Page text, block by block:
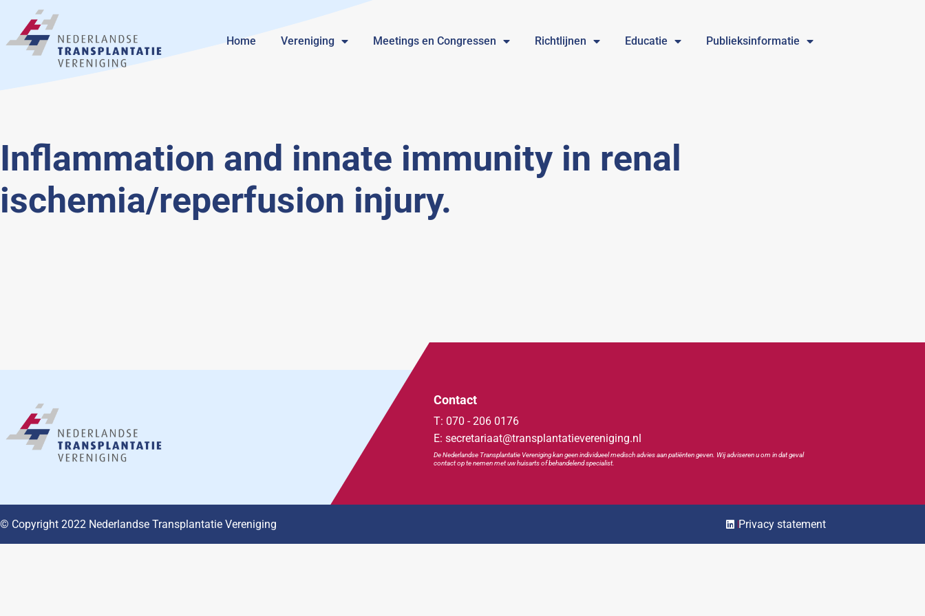
Home Vereniging Meetings en Congressen Richtlijnen Educatie Publieksinformatie
Inflammation and innate immunity in renal
ischemia/reperfusion injury.
Contact
T: 070 - 206 0176
E: secretariaat@transplantatievereniging.nl
De Nederlandse Transplantatie Vereniging kan geen individueel medisch advies aan patiënten geven. Wij adviseren u om in dat geval
contact op te nemen met uw huisarts of behandelend specialist.
© Copyright 2022 Nederlandse Transplantatie Vereniging Privacy statement